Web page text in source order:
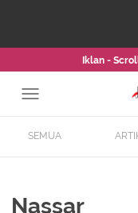
Iklan -
SEMUA
Nassar